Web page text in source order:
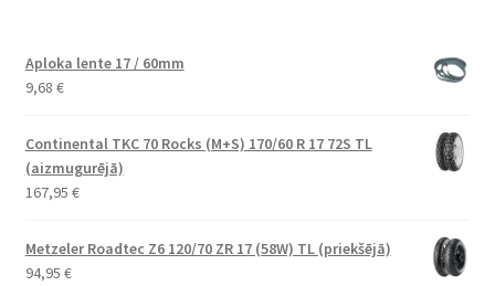
Aploka lente 17 / 60mm
9,68 €
Continental TKC 70 Rocks (M+S) 170/60 R 17 72S TL
(aizmugurējā)
167,95 €
Metzeler Roadtec Z6 120/70 ZR 17 (58W) TL (priekšējā)
94,95 €